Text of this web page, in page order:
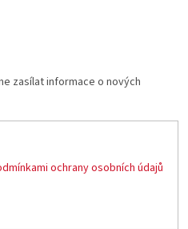
zasílat informace o nových
ochrany osobních údajů